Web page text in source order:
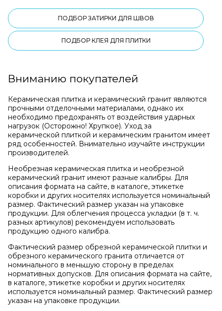
ПОДБОР ЗАТИРКИ ДЛЯ ШВОВ
ПОДБОР КЛЕЯ ДЛЯ ПЛИТКИ
Вниманию покупателей
Керамическая плитка и керамический гранит являются
прочными отделочными материалами, однако их
необходимо предохранять от воздействия ударных
нагрузок (Осторожно! Хрупкое). Уход за
керамической плиткой и керамическим гранитом имеет
ряд особенностей. Внимательно изучайте инструкции
производителей.
Необрезная керамическая плитка и необрезной
керамический гранит имеют разные калибры. Для
описания формата на сайте, в каталоге, этикетке
коробки и других носителях используется номинальный
размер. Фактический размер указан на упаковке
продукции. Для облегчения процесса укладки (в т. ч.
разных артикулов) рекомендуем использовать
продукцию одного калибра.
Фактический размер обрезной керамической плитки и
обрезного керамического гранита отличается от
номинального в меньшую сторону в пределах
нормативных допусков. Для описания формата на сайте,
в каталоге, этикетке коробки и других носителях
используется номинальный размер. Фактический размер
указан на упаковке продукции.